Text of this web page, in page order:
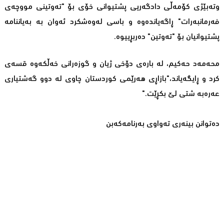
وتەبێژى کۆمەڵى دادگەریى پشتیوانى خۆى بۆ "تەوتینى مووچەى
فەرمانبەرات" ڕاگەیاندەوە و باسى لەوەشکرد ئەوان بە بەیاننامە
پشتیوانیان بۆ "تەوتین" دەربڕییوە.
محەمەد حەکیم، لە بارەى دۆخى ژیان و گوزەرانى خەڵکەوە قسەى
کرد و ڕایگەیاند،"بازاڕى هەرێمى کوردستان چاوى لە دوو گەشتیارى
عەرەبە شتى لێ بکڕێت."
دەتوانن بینەرى تەواوى بەرنامەکەبن